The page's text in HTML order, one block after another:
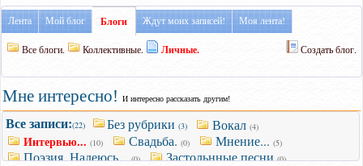
Лента Мой блог Блоги Ждут моих записей! Моя лента!
Все блоги. Коллективные. Личные. Создать блог.
Мне интересно! И интересно рассказать другим!
Все записи:(22) Без рубрики (3) Вокал (4)
Интервью... (10) Свадьба. (0) Мнение... (5)
Поэзия. Надеюсь... (0) Застольнные песни (0)